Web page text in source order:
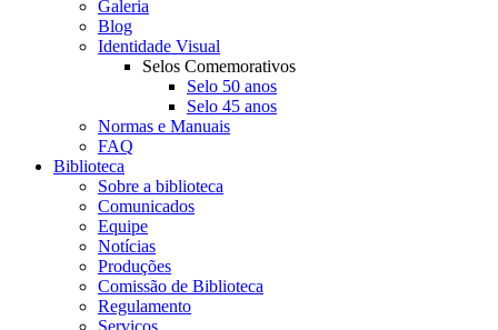
Galeria
Blog
Identidade Visual
Selos Comemorativos
Selo 50 anos
Selo 45 anos
Normas e Manuais
FAQ
Biblioteca
Sobre a biblioteca
Comunicados
Equipe
Notícias
Produções
Comissão de Biblioteca
Regulamento
Serviços